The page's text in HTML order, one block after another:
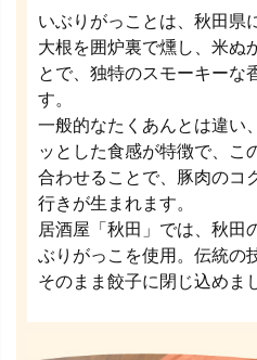
いぶりがっことは、秋田県
大根を囲炉裏で燻し、米ぬ
とで、独特のスモーキーな
す。
一般的なたくあんとは違い
ッとした食感が特徴で、こ
合わせることで、豚肉のコ
行きが生まれます。
居酒屋「秋田」では、秋田
ぶりがっこを使用。伝統の
そのまま餃子に閉じ込めま